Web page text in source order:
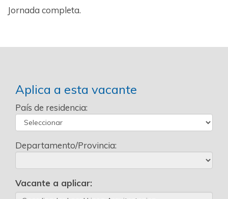
Jornada completa.
Aplica a esta vacante
País de residencia:
Departamento/Provincia:
Vacante a aplicar: